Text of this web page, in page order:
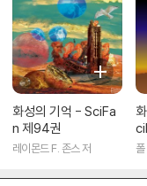
화성의 기억 - SciFa
n 제94권
레이몬드 F. 존스 저 폴